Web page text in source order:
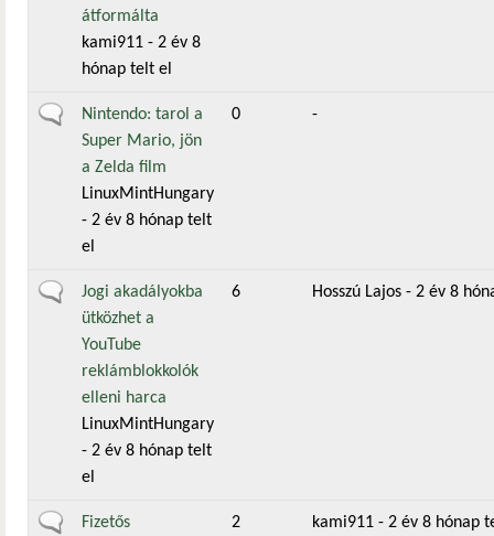
átformálta
kami911 - 2 év 8
hónap telt el
Általános téma
Nintendo: tarol a
Super Mario, jön
a Zelda film
LinuxMintHungary
- 2 év 8 hónap telt
el
0 -
Általános téma
Jogi akadályokba
ütközhet a
YouTube
reklámblokkolók
elleni harca
LinuxMintHungary
- 2 év 8 hónap telt
el
6 Hosszú Lajos - 2 év 8
Általános téma
Fizetős
2 kami911 - 2 év 8 hónap